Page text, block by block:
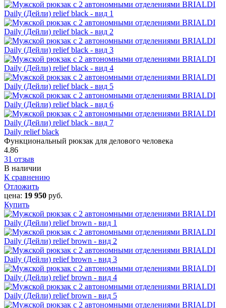
Daily relief black
Функциональный рюкзак для делового человека
4.86
31 отзыв
В наличии
К сравнению
Отложить
цена: 19 950 руб.
Купить